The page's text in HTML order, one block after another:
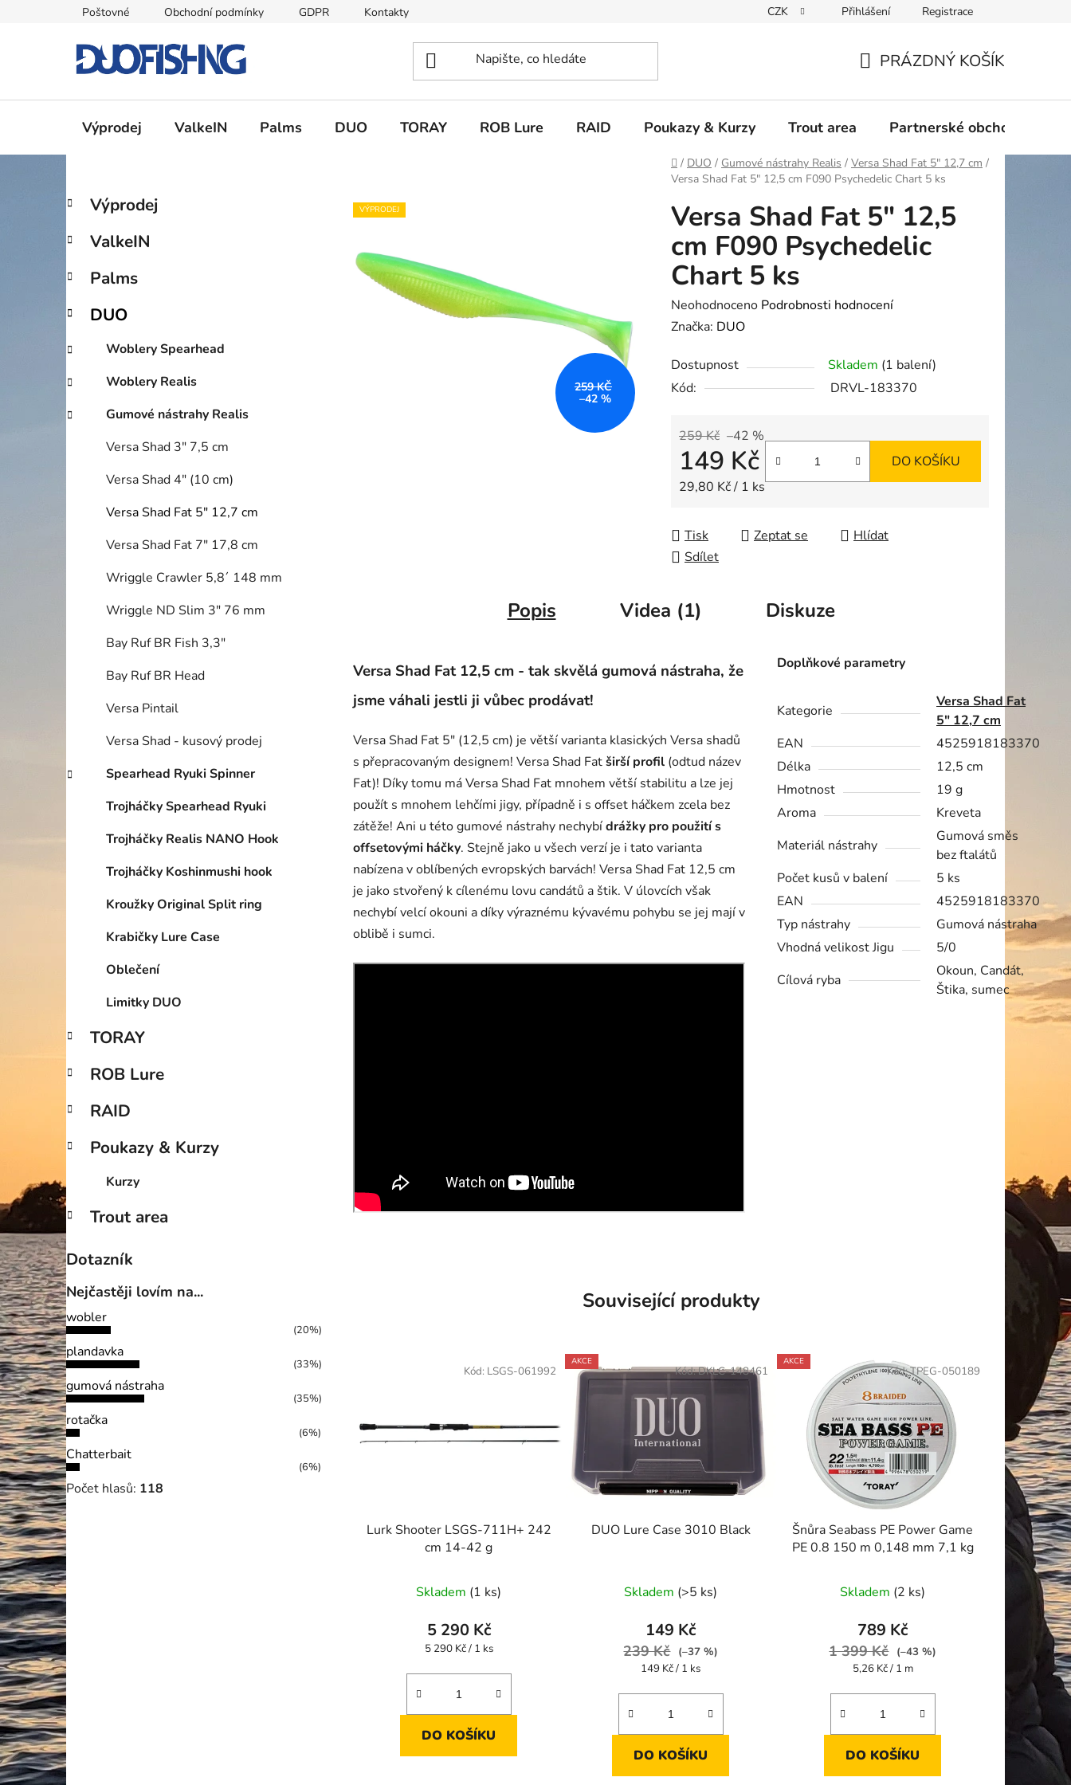
Poštovné Obchodní podmínky GDPR Kontakty CZK Přihlášení Registrace
KOŠÍK
PRÁZDNÝ KOŠÍK
Výprodej ValkeIN Palms DUO TORAY ROB Lure RAID Poukazy & Kurzy Trout area Partnerské obchody
Domů
/ DUO / Gumové nástrahy Realis / Versa Shad Fat 5" 12,7 cm /
Versa Shad Fat 5" 12,5 cm F090 Psychedelic Chart 5 ks
P
s
r
n
n
í
p
n
Přeskočit
kategorie
K
a
e
o
i
Výprodej
ValkeIN
Palms
DUO
Woblery Spearhead
Woblery Realis
Gumové nástrahy Realis
Versa Shad 3" 7,5 cm
Versa Shad 4" (10 cm)
Versa Shad Fat 5" 12,7 cm
Versa Shad Fat 7" 17,8 cm
Wriggle Crawler 5,8´ 148 mm
Wriggle ND Slim 3" 76 mm
Bay Ruf BR Fish 3,3"
Bay Ruf BR Head
Versa Pintail
Versa Shad - kusový prodej
Spearhead Ryuki Spinner
Trojháčky Spearhead Ryuki
Trojháčky Realis NANO Hook
Trojháčky Koshinmushi hook
Kroužky Original Split ring
Krabičky Lure Case
Oblečení
Limitky DUO
TORAY
ROB Lure
RAID
Poukazy & Kurzy
Kurzy
Trout area
Dotazník
Nejčastěji lovím na...
wobler
(20%)
plandavka
(33%)
gumová nástraha
(35%)
rotačka
(6%)
Chatterbait
(6%)
Počet hlasů: 118
Versa Shad Fat 5" 12,5
cm F090 Psychedelic
Chart 5 ks
Průměrné
hodnocení
je
0,0
hvězdiček.
Neohodnoceno Podrobnosti hodnocení
Značka: DUO
Dostupnost Skladem (1 balení)
Kód:
DRVL-183370
259 Kč –42 %
149 Kč
Měrná cena:
29,80 Kč / 1 ks
DO KOŠÍKU
Tisk Zeptat se
Hlídat
Sdílet
VÝPRODEJ
259 KČ
–42 %
Popis Videa (1) Diskuze
Versa Shad Fat 12,5 cm - tak skvělá gumová nástraha, že
jsme váhali jestli ji vůbec prodávat!
Versa Shad Fat 5" (12,5 cm) je větší varianta klasických Versa shadů
s přepracovaným designem! Versa Shad Fatširší profil (odtud název
Fat)! Díky tomu má Versa Shad Fat mnohem větší stabilitu a lze jej
použít s mnohem lehčími jigy, případně i s offset háčkem zcela bez
zátěže! Ani u této gumové nástrahy nechybídrážky pro použití s
offsetovými háčky. Stejně jako u všech verzí je i tato varianta
nabízena v oblíbených evropských barvách! Versa Shad Fat 12,5 cm
je jako stvořený k cílenému lovu candátů a štik. V úlovcích však
nechybí velcí okouni a díky výraznému kývavému pohybu se jej mají v
oblibě i sumci.
Doplňkové parametry
Kategorie
Versa Shad Fat
5" 12,7 cm
EAN
4525918183370
Délka
12,5 cm
Hmotnost
19 g
Aroma
Kreveta
Materiál nástrahy
Gumová směs
bez ftalátů
Počet kusů v balení
5 ks
EAN
4525918183370
Typ nástrahy
Gumová nástraha
Vhodná velikost Jigu
5/0
Cílová ryba
Okoun, Candát,
Štika, sumec
Související produkty
Lurk Shooter LSGS-711H+ 242
cm 14-42 g
Skladem (1 ks)
5 290 Kč
Měrná
5 290 Kč / 1 ks
DO KOŠÍKU
Kód: LSGS-061992
AKCE
DUO Lure Case 3010 Black
Skladem (>5 ks)
149 Kč
239 Kč (–37 %)
Měrná
149 Kč / 1 ks
DO KOŠÍKU
Kód:DKLC-148461
AKCE
Šnůra Seabass PE Power Game
PE 0.8 150 m 0,148 mm 7,1 kg
Skladem (2 ks)
789 Kč
1 399 Kč (–43 %)
Měrná
5,26 Kč / 1 m
DO KOŠÍKU
Kód:TPEG-050189